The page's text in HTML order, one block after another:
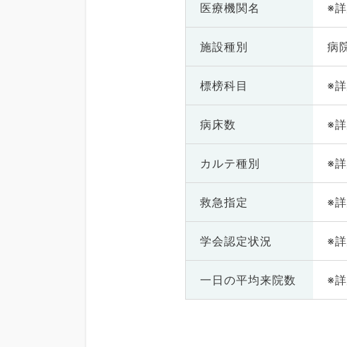
医療機関名 ※
施設種別 病
標榜科目 ※
病床数 ※
カルテ種別 ※
救急指定 ※
学会認定状況 ※
一日の平均来院数 ※